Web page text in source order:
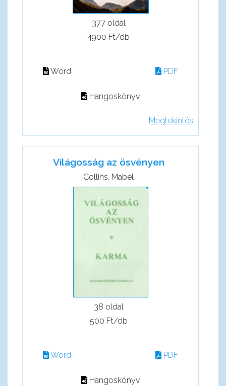
377 oldal
4900 Ft/db
Word PDF
Hangoskönyv
Megtekintés
Világosság az ösvényen
Collins, Mabel
38 oldal
500 Ft/db
Word PDF
Hangoskönyv